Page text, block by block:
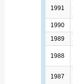
1991
1990
1989
1988
1987